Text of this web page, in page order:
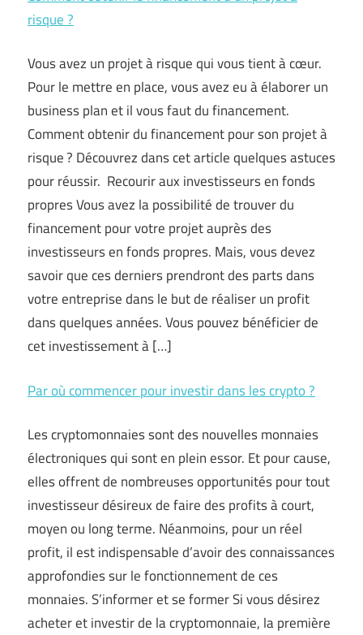
risque ?
Vous avez un projet à risque qui vous tient à cœur.
Pour le mettre en place, vous avez eu à élaborer un
business plan et il vous faut du financement.
Comment obtenir du financement pour son projet à
risque ? Découvrez dans cet article quelques astuces
pour réussir. Recourir aux investisseurs en fonds
propres Vous avez la possibilité de trouver du
financement pour votre projet auprès des
investisseurs en fonds propres. Mais, vous devez
savoir que ces derniers prendront des parts dans
votre entreprise dans le but de réaliser un profit
dans quelques années. Vous pouvez bénéficier de
cet investissement à […]
Par où commencer pour investir dans les crypto ?
Les cryptomonnaies sont des nouvelles monnaies
électroniques qui sont en plein essor. Et pour cause,
elles offrent de nombreuses opportunités pour tout
investisseur désireux de faire des profits à court,
moyen ou long terme. Néanmoins, pour un réel
profit, il est indispensable d’avoir des connaissances
approfondies sur le fonctionnement de ces
monnaies. S’informer et se former Si vous désirez
acheter et investir de la cryptomonnaie, la première